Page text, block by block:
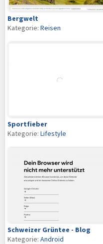
Bergwelt
Kategorie: Reisen
Sportfieber
Kategorie: Lifestyle
Schweizer Grüntee - Blog
Kategorie: Android